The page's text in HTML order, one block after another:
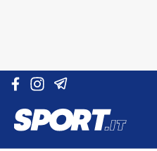
Vai al contenuto